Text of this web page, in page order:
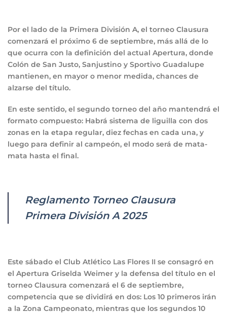
Por el lado de la Primera División A, el torneo Clausura
comenzará el próximo 6 de septiembre, más allá de lo
que ocurra con la definición del actual Apertura, donde
Colón de San Justo, Sanjustino y Sportivo Guadalupe
mantienen, en mayor o menor medida, chances de
alzarse del título.
En este sentido, el segundo torneo del año mantendrá el
formato compuesto: Habrá sistema de liguilla con dos
zonas en la etapa regular, diez fechas en cada una, y
luego para definir al campeón, el modo será de mata-
mata hasta el final.
Reglamento Torneo Clausura
Primera División A 2025
Este sábado el Club Atlético Las Flores II se consagró en
el Apertura Griselda Weimer y la defensa del título en el
torneo Clausura comenzará el 6 de septiembre,
competencia que se dividirá en dos: Los 10 primeros irán
a la Zona Campeonato, mientras que los segundos 10